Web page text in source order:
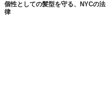
個性としての髪型を守る、NYCの法
律